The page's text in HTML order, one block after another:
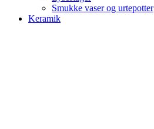
Smukke vaser og urtepotter
Keramik